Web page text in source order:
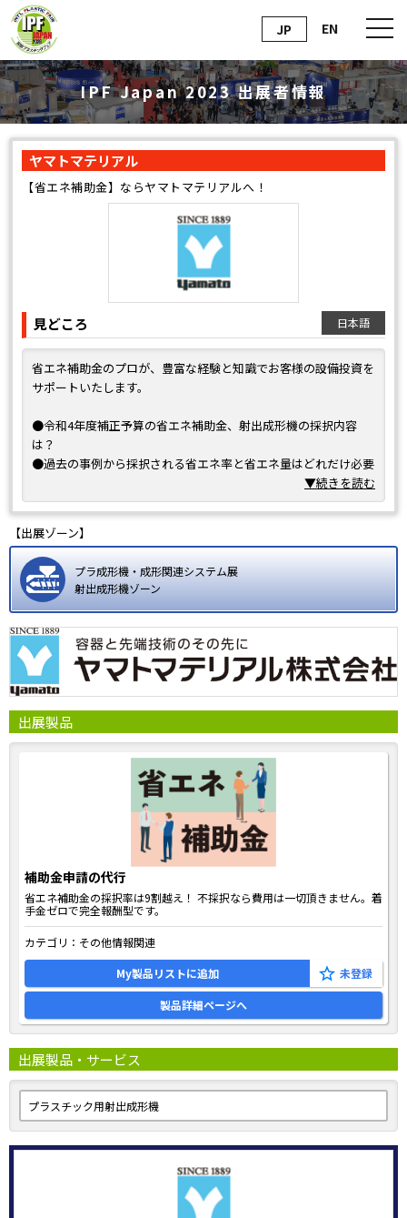
JP EN
IPF Japan 2023 出展者情報
ヤマトマテリアル
【省エネ補助金】ならヤマトマテリアルへ！
見どころ 日本語
省エネ補助金のプロが、豊富な経験と知識でお客様の設備投資を
サポートいたします。
●令和4年度補正予算の省エネ補助金、射出成形機の採択内容
は？
●過去の事例から採択される省エネ率と省エネ量はどれだけ必要
●補助金を獲得するための加点ポイントは？
●指定計算と独自計算の違いは？
●補助対象経費と補助対象外経費とは？
●成果報告をスムーズに行うテクニックとは？
●補助金のスケジュール、次年度の省エネ補助金予算額は？
これらの答えは、ヤマトマテリアルのブースにお越しいただけれ
ば全て分かります。
当社は、申請から成果報告までトータルでサポートいたします。
▼続きを読む
【出展ゾーン】
プラ成形機・成形関連システム展
射出成形機ゾーン
出展製品
補助金申請の代行
省エネ補助金の採択率は9割越え！ 不採択なら費用は一切頂きません。着
手金ゼロで完全報酬型です。
カテゴリ： その他情報関連
My製品リストに追加
製品詳細ページへ
出展製品・サービス
プラスチック用射出成形機